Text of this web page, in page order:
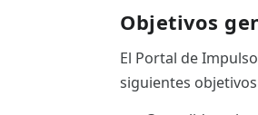
Objetivos
El Portal de
siguientes